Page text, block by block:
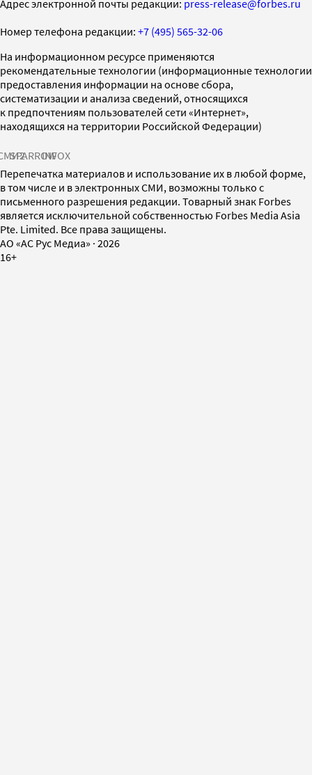
Адрес электронной почты редакции: press-release@forbes.ru
Номер телефона редакции: +7 (495) 565-32-06
На информационном ресурсе применяются
рекомендательные технологии (информационные технологии
предоставления информации на основе сбора,
систематизации и анализа сведений, относящихся
к предпочтениям пользователей сети «Интернет»,
находящихся на территории Российской Федерации)
SPARROWINFOX
Перепечатка материалов и использование их в любой форме,
в том числе и в электронных СМИ, возможны только с
письменного разрешения редакции. Товарный знак Forbes
является исключительной собственностью Forbes Media Asia
Pte. Limited. Все права защищены.
AO «АС Рус Медиа» · 2026
16+